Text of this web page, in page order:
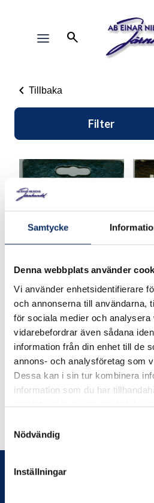
Samtycke
Denna webbplats använder
Vi använder enhetsidentifierare
och annonserna till användarna,
för sociala medier och analysera
vidarebefordrar även sådana
information från din enhet till de
annons- och analysföretag som
Dessa kan i sin tur kombinera
information som du har
samlat in när du har använt
Nödvändig
Inställningar
search
chevron_left Tillbaka
Filter
Lödfett
exkl. moms: 31kr exkl.